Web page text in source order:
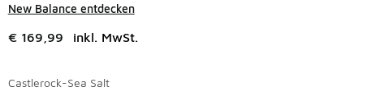
New Balance entdecken
€ 169,99 inkl. MwSt.
Castlerock-Sea Salt